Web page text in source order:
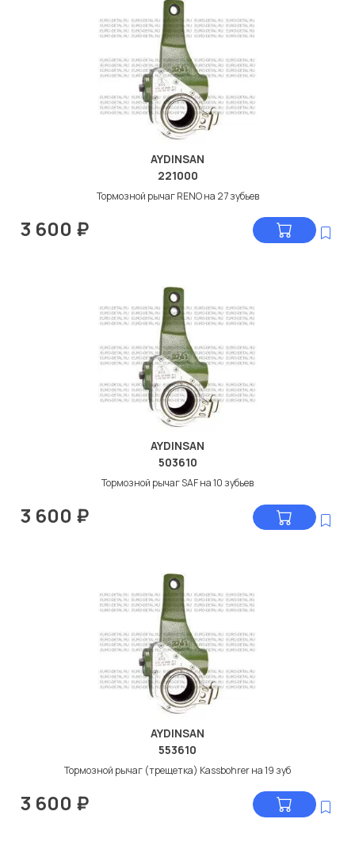
AYDINSAN
221000
Тормозной рычаг RENO на 27 зубьев
3 600 ₽
AYDINSAN
503610
Тормозной рычаг SAF на 10 зубьев
3 600 ₽
AYDINSAN
553610
Тормозной рычаг (трещетка) Kassbohrer на 19 зуб
3 600 ₽